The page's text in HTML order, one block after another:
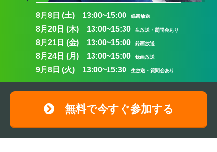
8月8日 (土) 13:00~15:00 録画放送
8月20日 (木) 13:00~15:30 生放送・質問会あり
8月21日 (金) 13:00~15:00 録画放送
8月24日 (月) 13:00~15:00 録画放送
9月8日 (火) 13:00~15:30 生放送・質問会あり
無料で今すぐ参加する